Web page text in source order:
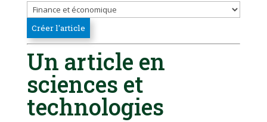
Un article en
sciences et
technologies